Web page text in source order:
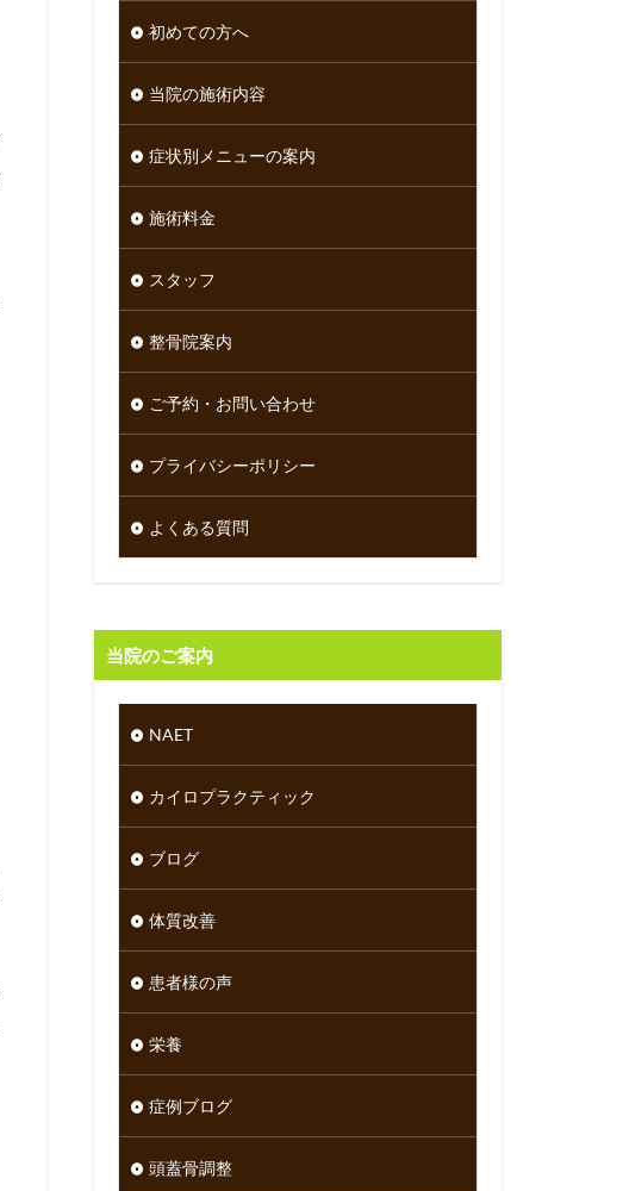
初めての方へ
当院の施術内容
症状別メニューの案内
施術料金
スタッフ
整骨院案内
ご予約・お問い合わせ
プライバシーポリシー
よくある質問
当院のご案内
NAET
カイロプラクティック
ブログ
体質改善
患者様の声
栄養
症例ブログ
頭蓋骨調整